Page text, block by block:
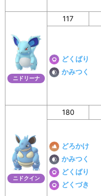
ニドリーナ
117
どくばり
かみつく
ニドクイン
180
どろかけ
かみつく
どくばり
どくづき